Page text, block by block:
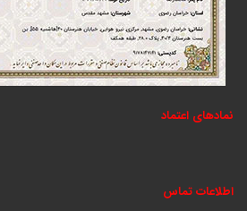
نمادهای اعتماد
اطلاعات تماس